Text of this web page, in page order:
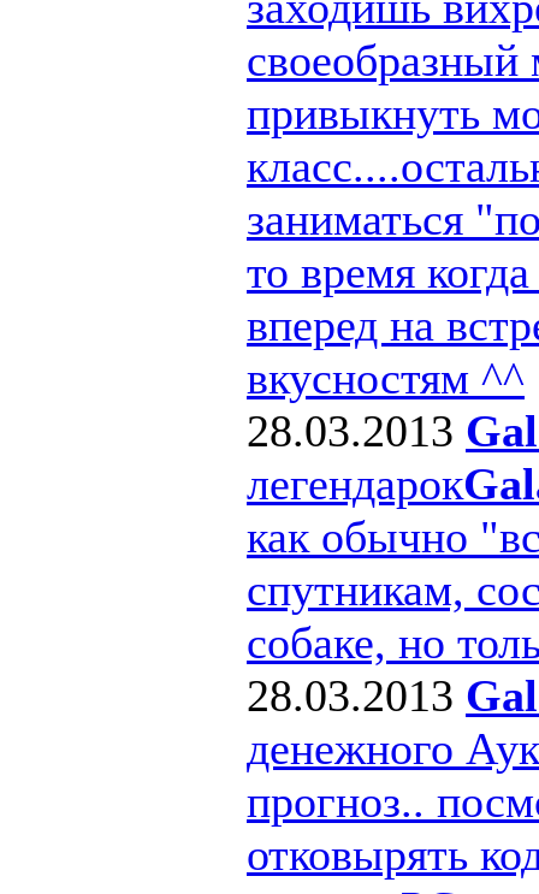
своеобразный
привыкнуть
заниматься
то время
вперед на
вкусностям ^^
28.03.2013
легендарок
как обычно
спутникам,
собаке, но
28.03.2013
денежного
прогноз..
отковырять